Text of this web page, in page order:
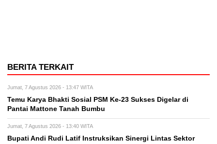
BERITA TERKAIT
Jumat, 7 Agustus 2026 - 13:47 WITA
Temu Karya Bhakti Sosial PSM Ke-23 Sukses Digelar di
Pantai Mattone Tanah Bumbu
Jumat, 7 Agustus 2026 - 13:40 WITA
Bupati Andi Rudi Latif Instruksikan Sinergi Lintas Sektor